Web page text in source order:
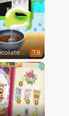
Hearty Chocolate Cake 7.8